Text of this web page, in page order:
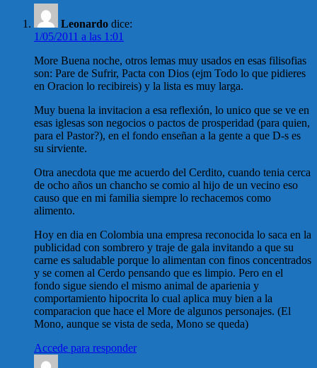
Leonardo dice:
1/05/2011 a las 1:01
More Buena noche, otros lemas muy usados en esas filisofias
son: Pare de Sufrir, Pacta con Dios (ejm Todo lo que pidieres
en Oracion lo recibireis) y la lista es muy larga.
Muy buena la invitacion a esa reflexión, lo unico que se ve en
esas iglesas son negocios o pactos de prosperidad (para quien,
para el Pastor?), en el fondo enseñan a la gente a que D-s es
su sirviente.
Otra anecdota que me acuerdo del Cerdito, cuando tenia cerca
de ocho años un chancho se comio al hijo de un vecino eso
causo que en mi familia siempre lo rechacemos como
alimento.
Hoy en dia en Colombia una empresa reconocida lo saca en la
publicidad con sombrero y traje de gala invitando a que su
carne es saludable porque lo alimentan con finos concentrados
y se comen al Cerdo pensando que es limpio. Pero en el
fondo sigue siendo el mismo animal de aparienia y
comportamiento hipocrita lo cual aplica muy bien a la
comparacion que hace el More de algunos personajes. (El
Mono, aunque se vista de seda, Mono se queda)
Accede para responder